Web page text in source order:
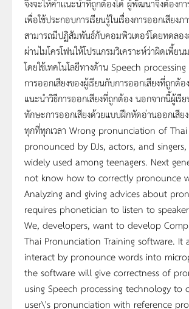
จึงจะให้คำแนะนำที่ถูกต้องได้ ผู้พัฒนาจึงต้องก
เพื่อใช้ประกอบการเรียนรู้ในเรื่องการออกเสียง
สามารถมีปฏิสัมพันธ์กับคอมพิวเตอร์โดยทดลอง
ผ่านไมโครโฟนให้โปรแกรมวิเคราะห์ว่าผิดเพี้ยน
โดยใช้เทคโนโลยีทางด้าน Speech
การออกเสียงของผู้เรียนกับการออกเสียงที่ถูกต้
แนะนำวิธีการออกเสียงที่ถูกต้อง นอกจากนี้ผู้เรี
ทักษะการออกเสียงด้วยแบบฝึกหัดอ่านออกเสีย
ทุกที่ทุกเวลา Wrong pronunciation of
pronounced by DJs, actors, and
widely used among teenagers. Next
not know how to correctly pronounce
Analyzing and giving advices about
requires phonetician to listen to
We, developers, want to develop
Thai Pronunciation Training software. It
interact by pronounce words into
the software will give correctness of
using Speech processing technology to
user\'s pronunciation with reference